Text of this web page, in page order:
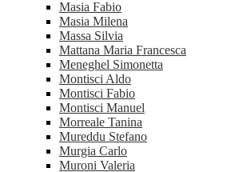
Masia Fabio
Masia Milena
Massa Silvia
Mattana Maria Francesca
Meneghel Simonetta
Montisci Aldo
Montisci Fabio
Montisci Manuel
Morreale Tanina
Mureddu Stefano
Murgia Carlo
Muroni Valeria